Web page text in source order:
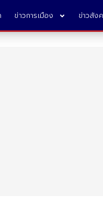
ข่าวการเมือง ข่าวสัง